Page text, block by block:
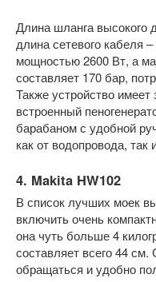
Длина шланга высокого
длина сетевого кабеля
мощностью 2600 Вт, а
составляет 170 бар,
Также устройство имеет
встроенный
барабаном с удобной
как от водопровода, так
4. Makita HW102
В список лучших моек
включить очень
она чуть больше 4
составляет всего 44 см.
обращаться и удобно